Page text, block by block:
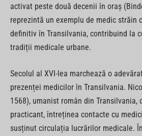
activat peste două decenii în oraș
reprezintă un exemplu de medic străin
definitiv în Transilvania, contribuind la
tradiții medicale urbane.
Secolul al XVI-lea marchează o
prezenței medicilor în Transilvania.
1568), umanist român din Transilvania,
practicant, întreținea contacte cu
susținut circulația lucrărilor medicale.